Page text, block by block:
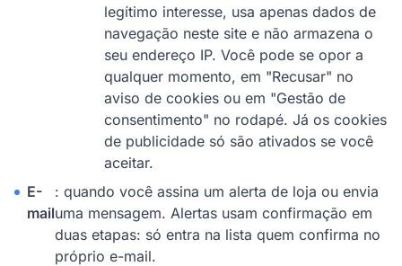
legítimo interesse, usa apenas dados de
navegação neste site e não armazena o
seu endereço IP. Você pode se opor a
qualquer momento, em "Recusar" no
aviso de cookies ou em "Gestão de
consentimento" no rodapé. Já os cookies
de publicidade só são ativados se você
aceitar.
E-
mail
: quando você assina um alerta de loja ou envia
uma mensagem. Alertas usam confirmação em
duas etapas: só entra na lista quem confirma no
próprio e-mail.